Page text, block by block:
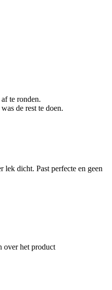
te ronden.
de rest te doen.
dicht. Past perfecte en geen
over het product